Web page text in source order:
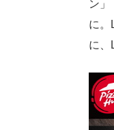
ン」
に。
に、